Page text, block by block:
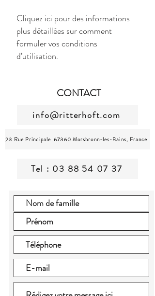
Cliquez ici pour des informations
plus détaillées sur comment
formuler vos conditions
d’utilisation.
CONTACT
info@ritterhoft.com
23 Rue Principale 67360 Morsbronn-les-Bains, France
Tel : 03 88 54 07 37